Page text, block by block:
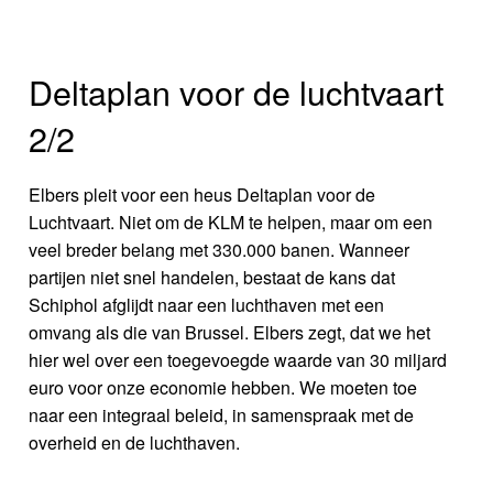
Deltaplan voor de luchtvaart
2/2
Elbers pleit voor een heus Deltaplan voor de
Luchtvaart. Niet om de KLM te helpen, maar om een
veel breder belang met 330.000 banen. Wanneer
partijen niet snel handelen, bestaat de kans dat
Schiphol afglijdt naar een luchthaven met een
omvang als die van Brussel. Elbers zegt, dat we het
hier wel over een toegevoegde waarde van 30 miljard
euro voor onze economie hebben. We moeten toe
naar een integraal beleid, in samenspraak met de
overheid en de luchthaven.